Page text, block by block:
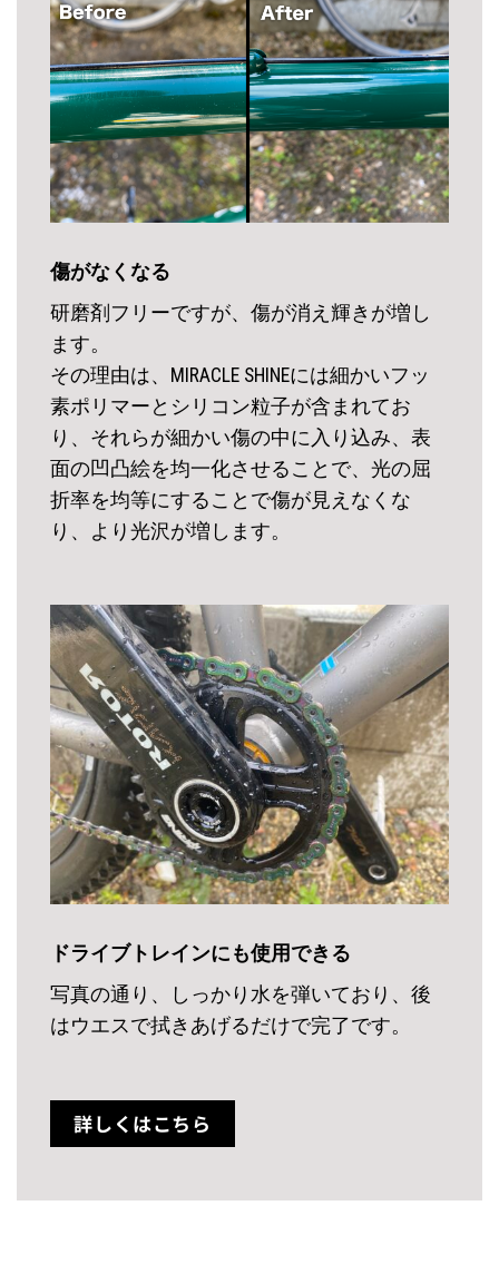
傷がなくなる
研磨剤フリーですが、傷が消え輝きが増し
ます。
その理由は、MIRACLE SHINEには細かいフッ
素ポリマーとシリコン粒子が含まれてお
り、それらが細かい傷の中に入り込み、表
面の凹凸絵を均一化させることで、光の屈
折率を均等にすることで傷が見えなくな
り、より光沢が増します。
ドライブトレインにも使用できる
写真の通り、しっかり水を弾いており、後
はウエスで拭きあげるだけで完了です。
詳しくはこちら